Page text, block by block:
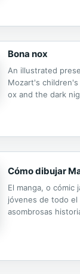
Packed with
photographs, and
specific to their
today's hunter,
gun collector in
encyclopedia of
includes profiles,
Conteniendo
estas hermosas
también son
entretenidas. Ya
Bona nox
An illustrated
Mozart's
ox and the dark
Lotte who finally
face her fears
Teaches readers
English and
Cómo dibujar
El manga, o cómic
jóvenes de todo el
asombrosas
Cómo dibujar
ambiciosa
artistas